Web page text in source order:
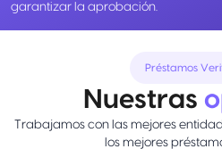
garantizar la aprobación.
Préstamos
Nuestras
Trabajamos con las mejores
los mejores